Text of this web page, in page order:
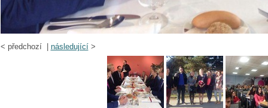
< předchozí | následující>